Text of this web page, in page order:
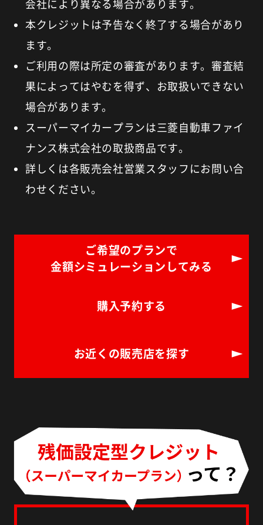
会社により異なる場合があります。
本クレジットは予告なく終了する場合があり
ます。
ご利用の際は所定の審査があります。審査結
果によってはやむを得ず、お取扱いできない
場合があります。
スーパーマイカープランは三菱自動車ファイ
ナンス株式会社の取扱商品です。
詳しくは各販売会社営業スタッフにお問い合
わせください。
ご希望のプランで
金額シミュレーションしてみる
購入予約する
お近くの販売店を探す